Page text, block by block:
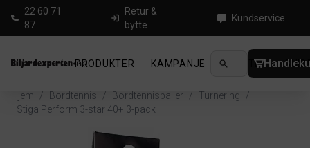
22 60 71
87
Retur &
bytte
Kundservice
PRODUKTER KAMPANJE NYHETER
Hjem / Bordtennis / Bordtennisballer / Turnering
/
Stiga Perform 3-star 40+ 3-pack